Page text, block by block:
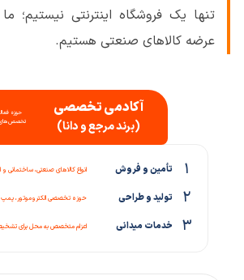
تنها یک فروشگاه اینترنتی
عرضه کالاهای صنعتی هستیم.
آکادمی تخصصی
(برند مرجع و دانا)
حوزه
تخصص‌های
۱ تأمین و فروش انواع کالاهای صنعتی، ساختمانی و
۲ تولید و طراحی حوزه تخصصی الکتروموتور،
۳ خدمات میدانی اعزام متخصص به محل برای